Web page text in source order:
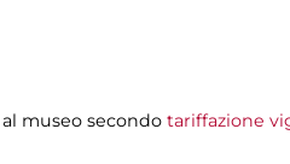
museo secondo tariffazione